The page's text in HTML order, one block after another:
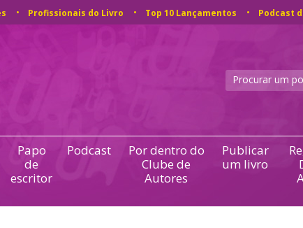
Profissionais do Livro Top 10 Lançamentos Podcast
Papo
de
escritor
Podcast
Por dentro do
Clube de
Autores
Publicar
um livro